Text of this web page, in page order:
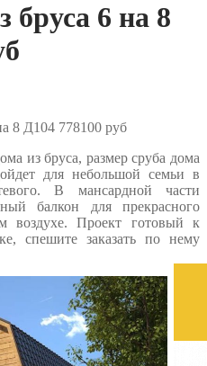
бруса 6 на 8
8 Д104 778100 руб
из бруса, размер сруба дома
для небольшой семьи в
В мансардной части
балкон для прекрасного
воздухе. Проект готовый к
спешите заказать по нему